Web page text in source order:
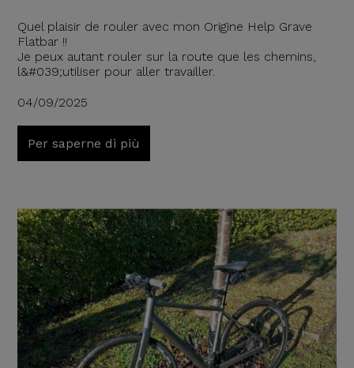
Quel plaisir de rouler avec mon Origine Help Grave
Flatbar !!
Je peux autant rouler sur la route que les chemins,
l&#039;utiliser pour aller travailler.
04/09/2025
Per saperne di più